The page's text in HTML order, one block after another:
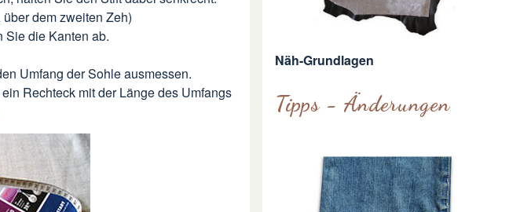
dem zweiten Zeh)
Sie die Kanten ab.
Umfang der Sohle ausmessen.
Rechteck mit der Länge des Umfangs
Näh-Grundlagen
Tipps - Änderungen